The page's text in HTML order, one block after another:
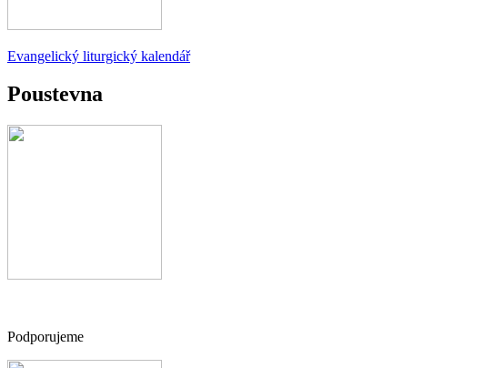
Evangelický liturgický kalendář
Poustevna
Podporujeme